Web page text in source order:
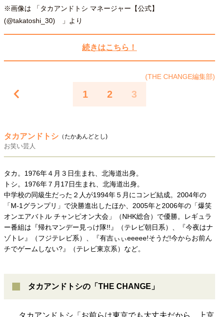
社会・カルチャー・マネー
地域とつながる/お金との付き合い方
※画像は 「タカアンドトシ マネージャー【公式】
(@takatoshi_30) 」より
続きはこちら！
(THE CHANGE編集部)
1 2 3
タカアンドトシ （たかあんどとし)
お笑い芸人
タカ。1976年４月３日生まれ、北海道出身。
トシ。1976年７月17日生まれ、北海道出身。
中学校の同級生だった２人が1994年５月にコンビ結成。2004年の
「M-1グランプリ」で決勝進出したほか、2005年と2006年の「爆笑
オンエアバトル チャンピオン大会」（NHK総合）で優勝。レギュラ
ー番組は『帰れマンデー見っけ隊!!』（テレビ朝日系）、『今夜はナ
ゾトレ』（フジテレビ系）、『有吉ぃぃeeeee!そうだ!今からお前ん
チでゲームしない?』（テレビ東京系）など。
タカアンドトシの「THE CHANGE」
タカアンドトシ「お前らは東京でも大丈夫だから、上京